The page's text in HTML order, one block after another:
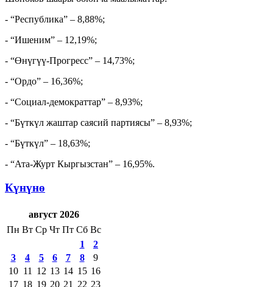
- “Республика” – 8,88%;
- “Ишеним” – 12,19%;
- “Өнүгүү-Прогресс” – 14,73%;
- “Ордо” – 16,36%;
- “Социал-демократтар” – 8,93%;
- “Бүткүл жаштар саясий партиясы” – 8,93%;
- “Бүткүл” – 18,63%;
- “Ата-Журт Кыргызстан” – 16,95%.
Күнүнө
август 2026
Пн Вт Ср Чт Пт Сб Вс
1
2
3
4 5 6 7 8
9
10 11 12 13 14 15 16
17 18 19 20 21 22 23